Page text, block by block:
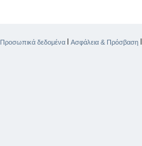
Προσωπικά δεδομένα Ασφάλεια & Πρόσβαση